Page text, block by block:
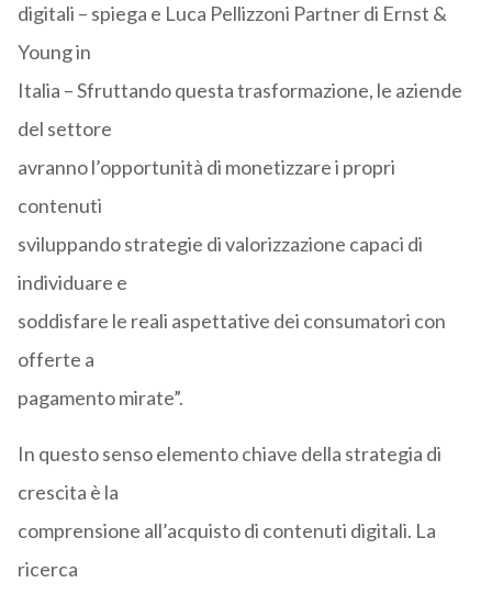
digitali – spiega e Luca Pellizzoni Partner di Ernst &
Young in
Italia – Sfruttando questa trasformazione, le aziende
del settore
avranno l’opportunità di monetizzare i propri
contenuti
sviluppando strategie di valorizzazione capaci di
individuare e
soddisfare le reali aspettative dei consumatori con
offerte a
pagamento mirate”.
In questo senso elemento chiave della strategia di
crescita è la
comprensione all’acquisto di contenuti digitali. La
ricerca